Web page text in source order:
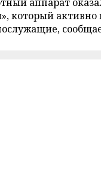
который активно